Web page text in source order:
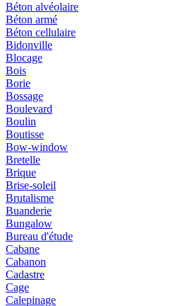
Béton alvéolaire
Béton armé
Béton cellulaire
Bidonville
Blocage
Bois
Borie
Bossage
Boulevard
Boulin
Boutisse
Bow-window
Bretelle
Brique
Brise-soleil
Brutalisme
Buanderie
Bungalow
Bureau d'étude
Cabane
Cabanon
Cadastre
Cage
Calepinage